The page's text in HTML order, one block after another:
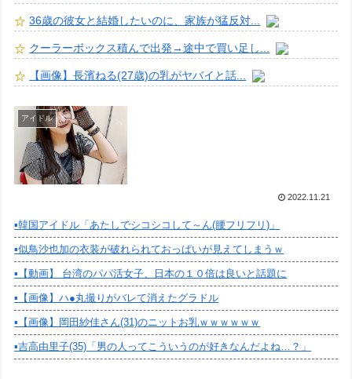
36歳の彼女と結婚したいのに、家族が猛反対...
クーラーボックス積んで出発→途中で買い足し...
【画像】長濱ねる(27歳)の乳がヤバイと話...
アイドル
2022.11.21
▪️韓国アイドル「あたしでシコシコして～ん(腰フリフリ)」
▪️似鳥沙也加の衣装が破れられておっぱいが見えてしまうｗ
▪️【動画】 台湾のパパ活女子、日本の１０倍は良いと話題に
▪️【画像】ハ●丸撮りがバレて消えたグラドル
▪️【画像】岡田紗佳さん(31)のニットお乳ｗｗｗｗｗｗ
▪️吉高由里子(35)「男の人ってこういうのが好きなんだよね…？」